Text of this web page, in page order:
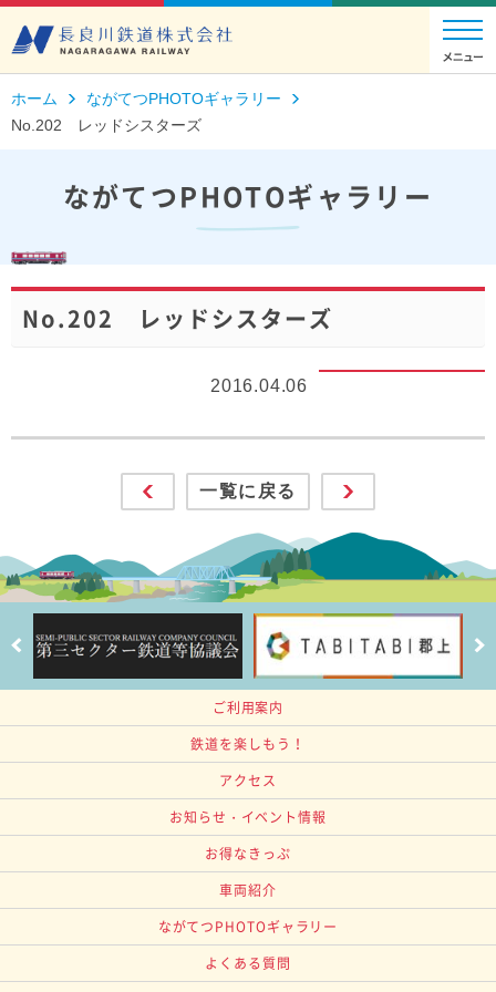
ホーム
ながてつPHOTOギャラリー
No.202 レッドシスターズ
ながてつPHOTOギャラリー
No.202 レッドシスターズ
2016.04.06
一覧に戻る
ご利用案内
鉄道を楽しもう！
アクセス
お知らせ・イベント情報
お得なきっぷ
車両紹介
ながてつPHOTOギャラリー
よくある質問